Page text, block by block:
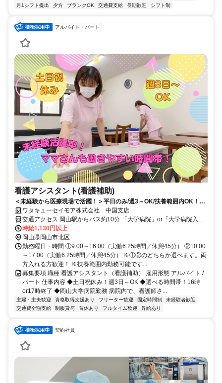
月1シフト提出
夕方 ブランクOK 交通費支給 長期歓迎 シフト制
アルバイト・パート
看護アシスタント(看護補助)
＜未経験から医療現場で活躍！＞平日のみ/週3～OK/扶養範囲内OK！子
育て応援求人/マイカー通勤可♪
ワタキューセイモア株式会社 中国支店
交通アクセス 岡山駅からバス約10分 「大学病院」or「大学病院入
口」下車 岡山駅から路面電車 「清輝橋」下車 徒歩約10分 岡山駅から
車約10分
時給1,130円以上
岡山県岡山市北区
勤務曜日・時間 ①9:00～16:00（実働6.25時間／休憩45分） ②10:00
～17:00（実働6.25時間／休憩45分） ※①②のどちらか選べます。両
方入れる方歓迎！ ※扶養範囲内勤務可能です...
募集要項 職種 看護アシスタント（看護補助） 雇用形態 アルバイト /
パート 仕事内容 ◆土日祝休み！週3日～OK ◆選べる時間帯！16時
or17時終了 ◆岡山大学病院勤務 病院内で、看護師さ...
主婦・主夫歓迎 資格取得支援あり フリーター歓迎 固定時間制
未経験者歓迎
交通費全額支給
制服貸与 育休あり フルタイム歓迎 昇給あり
契約社員